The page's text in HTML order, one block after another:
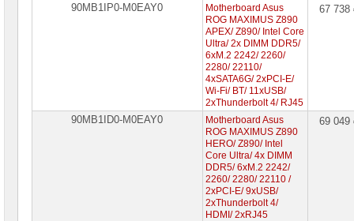
90MB1IP0-M0EAY0
Motherboard Asus
ROG MAXIMUS Z890
APEX/ Z890/ Intel Core
Ultra/ 2x DIMM DDR5/
6xM.2 2242/ 2260/
2280/ 22110/
4xSATA6G/ 2xPCI-E/
Wi-Fi/ BT/ 11xUSB/
2xThunderbolt 4/ RJ45
67
90MB1ID0-M0EAY0
Motherboard Asus
ROG MAXIMUS Z890
HERO/ Z890/ Intel
Core Ultra/ 4x DIMM
DDR5/ 6xM.2 2242/
2260/ 2280/ 22110 /
2xPCI-E/ 9xUSB/
2xThunderbolt 4/
HDMI/ 2xRJ45
69